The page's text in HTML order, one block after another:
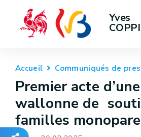
Yves
Accueil Communiqués de
Premier acte
wallonne de
familles